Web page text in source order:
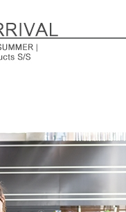
結果請求用戶進行身份認證。
５．嚴禁一人註冊多個帳號或使
形，恩沛科技股份有限公司將有